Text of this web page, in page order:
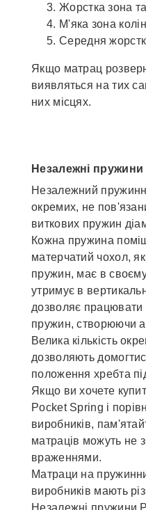
Жорстка зона
М'яка зона
Середня
Якщо матрац
виявляться на тих
них місцях.
Незалежні
Незалежний
окремих, не
виткових пружин
Кожна пружина
матерчатий чохол,
пружин, має в
утримує в
дозволяє працювати
пружин, створюючи
Велика кількість
дозволяють
положення хребта
Якщо ви хочете
Pocket Spring і
виробників,
матраців можуть не
враженнями.
Матраци на
виробників мають
Незалежні пружини